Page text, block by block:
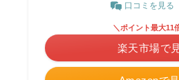
口コミを見る
＼ポイント最大11
楽天市場で